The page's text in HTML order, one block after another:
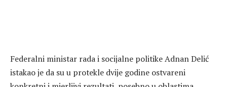
Federalni ministar rada i socijalne politike Adnan Delić
istakao je da su u protekle dvije godine ostvareni